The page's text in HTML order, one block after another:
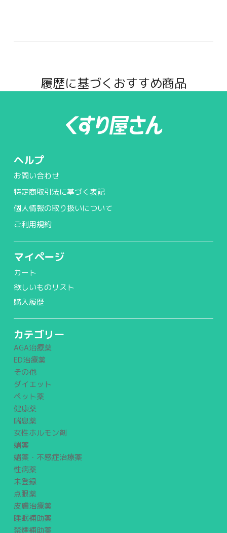
履歴に基づくおすすめ商品
ヘルプ
お問い合わせ
特定商取引法に基づく表記
個人情報の取り扱いについて
ご利用規約
マイページ
カート
欲しいものリスト
購入履歴
カテゴリー
AGA治療薬
ED治療薬
その他
ダイエット
ペット薬
健康薬
喘息薬
女性ホルモン剤
媚薬
媚薬・不感症治療薬
性病薬
未登録
点眼薬
皮膚治療薬
睡眠補助薬
禁煙補助薬